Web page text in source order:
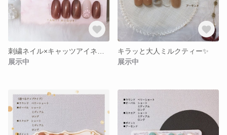
展示中
キラッと大人ミルクティー✨
展示中